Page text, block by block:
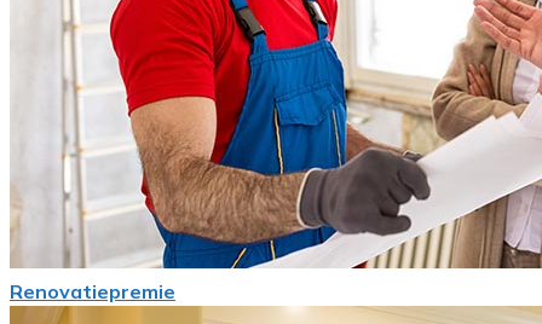
Renovatiepremie